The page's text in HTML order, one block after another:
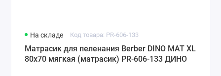
На складе Код товара: PR-606-133
Матрасик для пеленания Berber DINO MAT XL
80х70 мягкая (матрасик) PR-606-133 ДИНО